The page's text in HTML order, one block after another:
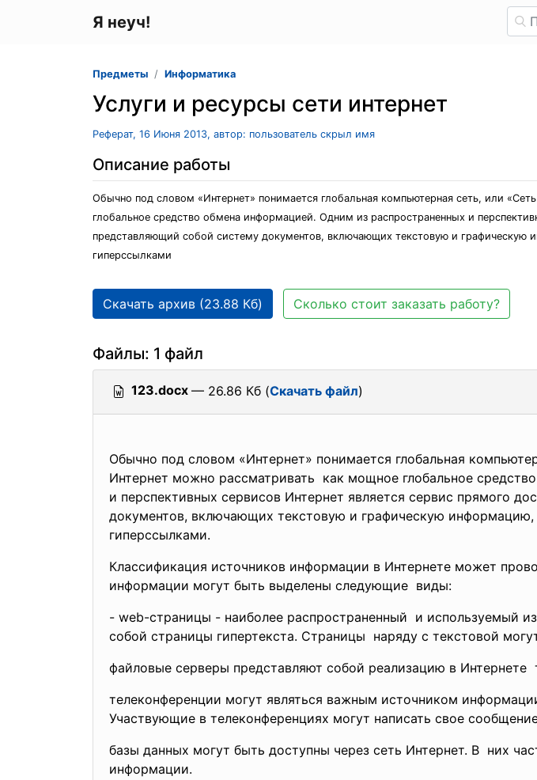
Я неуч!
Предметы Информатика
Услуги и ресурсы сети интернет
Реферат, 16 Июня 2013, автор: пользователь скрыл имя
Описание работы
Обычно под словом «Интернет» понимается глобальная компьютерная сеть, или
глобальное средство обмена информацией. Одним из распространенных и
представляющий собой систему документов, включающих текстовую и
гиперссылками
Скачать архив (23.88 Кб) Сколько стоит заказать работу?
Файлы: 1 файл
123.docx — 26.86 Кб (Скачать файл)
Обычно под словом «Интернет» понимается глобальная
Интернет можно рассматривать как мощное глобальное
и перспективных сервисов Интернет является сервис прямого
документов, включающих текстовую и графическую
гиперссылками.
Классификация источников информации в Интернете может
информации могут быть выделены следующие виды:
- web-страницы - наиболее распространенный и используемый из
собой страницы гипертекста. Страницы наряду с текстовой
файловые серверы представляют собой реализацию в Интернете
телеконференции могут являться важным источником
Участвующие в телеконференциях могут написать свое
базы данных могут быть доступны через сеть Интернет. В них
информации.